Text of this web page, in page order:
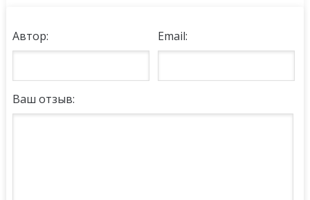
Автор: Email:
Ваш отзыв: